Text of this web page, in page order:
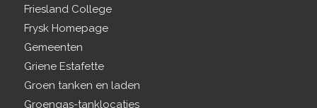
Friesland College
Frysk Homepage
Gemeenten
Griene Estafette
Groen tanken en laden
Groengas-tanklocaties